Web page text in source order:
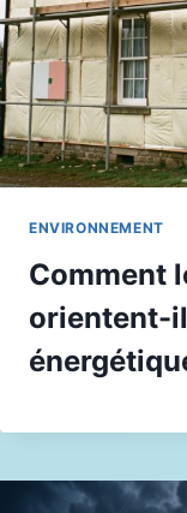
ENVIRONNEMENT
Comment
orientent-